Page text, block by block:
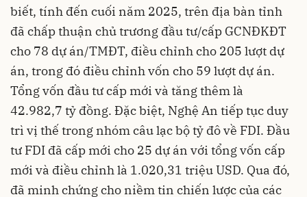
biết, tính đến cuối năm 2025, trên địa bàn tỉnh
đã chấp thuận chủ trương đầu tư/cấp GCNĐKĐT
cho 78 dự án/TMĐT, điều chỉnh cho 205 lượt dự
án, trong đó điều chỉnh vốn cho 59 lượt dự án.
Tổng vốn đầu tư cấp mới và tăng thêm là
42.982,7 tỷ đồng. Đặc biệt, Nghệ An tiếp tục duy
trì vị thế trong nhóm câu lạc bộ tỷ đô về FDI. Đầu
tư FDI đã cấp mới cho 25 dự án với tổng vốn cấp
mới và điều chỉnh là 1.020,31 triệu USD. Qua đó,
đã minh chứng cho niềm tin chiến lược của các